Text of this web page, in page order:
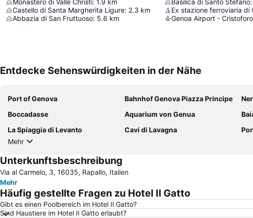
Monastero di Valle Christi: 1.9 km
Castello di Santa Margherita Ligure: 2.3 km
Abbazia di San Fruttuoso: 5.6 km
Basilica di Santo Stefano:
Genoa Airport -
Entdecke Sehenswürdigkeiten in der Nähe
Port of Genova Bahnhof Genova Piazza Principe
Boccadasse
Aquarium von Genua
La Spiaggia di Levanto
Cavi di Lavagna
Mehr
Unterkunftsbeschreibung
Via al Carmelo, 3, 16035, Rapallo, Italien
Mehr
Häufig gestellte Fragen zu Hotel Il Gatto
Gibt es einen Poolbereich im Hotel Il Gatto?
Sind Haustiere im Hotel Il Gatto erlaubt?